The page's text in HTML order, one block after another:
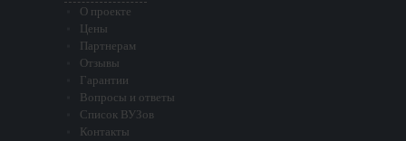
О проекте
Цены
Партнерам
Отзывы
Гарантии
Вопросы и ответы
Список ВУЗов
Контакты